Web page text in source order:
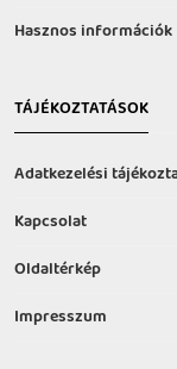
Hasznos információk
TÁJÉKOZTATÁSOK
Adatkezelési
Kapcsolat
Oldaltérkép
Impresszum